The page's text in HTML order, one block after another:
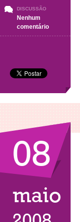
DISCUSSÃO
Nenhum
comentárioem
Dolls
08
maio